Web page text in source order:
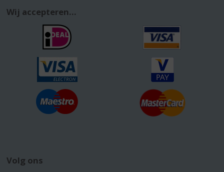
Wij accepteren...
Volg ons